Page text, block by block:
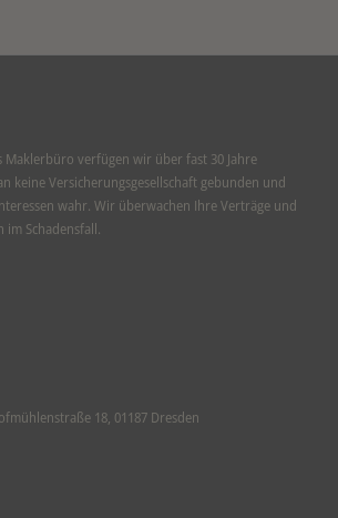
Maklerbüro verfügen wir über fast 30 Jahre
keine Versicherungsgesellschaft gebunden und
wahr. Wir überwachen Ihre Verträge und
im Schadensfall.
18, 01187 Dresden